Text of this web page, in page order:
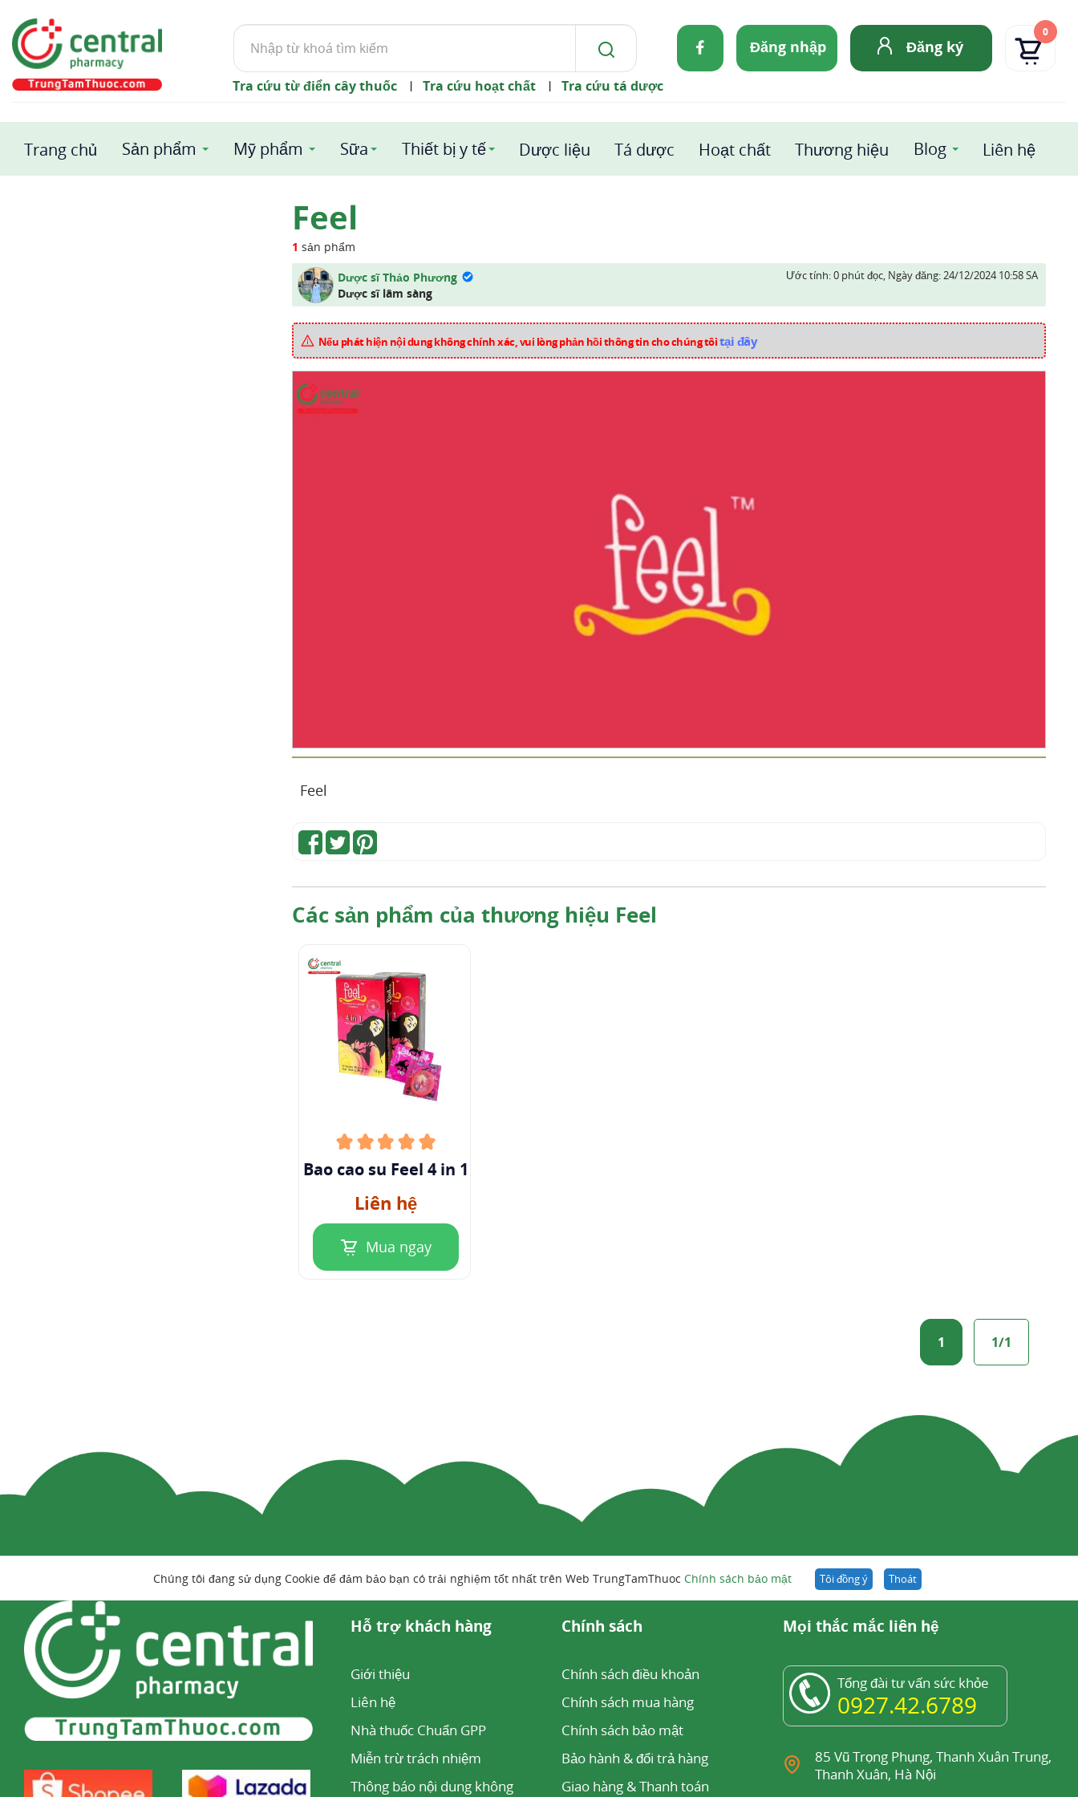
Tìm
kiếm
Đăng nhập Đăng ký
0
Tra cứu từ điển cây thuốc | Tra cứu hoạt chất | Tra cứu tá dược
Trang chủ Sản phẩm Mỹ phẩm Sữa Thiết bị y tế Dược liệu Tá dược Hoạt chất Thương hiệu Blog Liên hệ
Feel
1 sản phẩm
Dược sĩ Thảo Phương
Dược sĩ lâm sàng
Ước tính: 0 phút đọc, Ngày đăng:24/12/2024 10:58 SA
Nếu phát hiện nội dung không chính xác, vui lòng phản hồi thông tin cho chúng tôitại đây
Feel
Các sản phẩm của thương hiệu Feel
Bao cao su Feel 4 in 1
Liên hệ
Mua ngay
1 1/1
Chúng tôi đang sử dụng Cookie để đảm bảo bạn có trải nghiệm tốt nhất trên Web TrungTamThuoc Chính sách bảo mật Tôi đồng ý Thoát
Hỗ trợ khách hàng
Giới thiệu
Liên hệ
Nhà thuốc Chuẩn GPP
Miễn trừ trách nhiệm
Thông báo nội dung không
Chính sách
Chính sách điều khoản
Chính sách mua hàng
Chính sách bảo mật
Bảo hành & đổi trả hàng
Giao hàng & Thanh toán
Mọi thắc mắc liên hệ
Tổng đài tư vấn sức khỏe
0927.42.6789
85 Vũ Trọng Phụng, Thanh Xuân Trung,
Thanh Xuân, Hà Nội